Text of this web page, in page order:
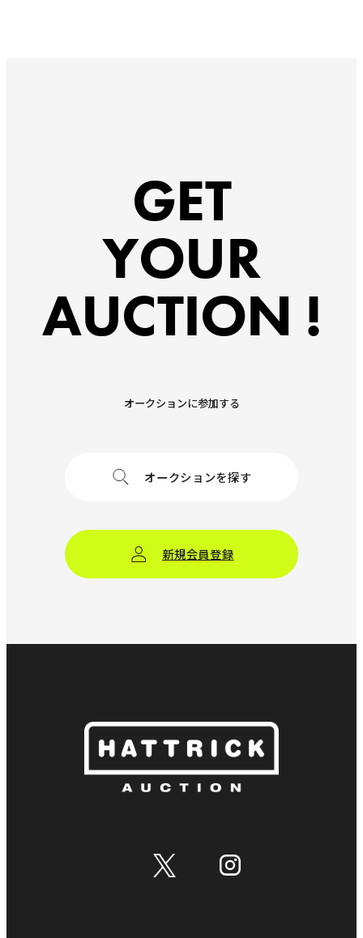
GET
YOUR
AUCTION !
オークションに参加する
オークションを探す
新規会員登録